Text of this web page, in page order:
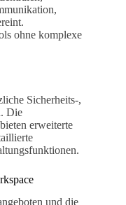
ohne komplexe
Sicherheits-,
Die
erweiterte
und die